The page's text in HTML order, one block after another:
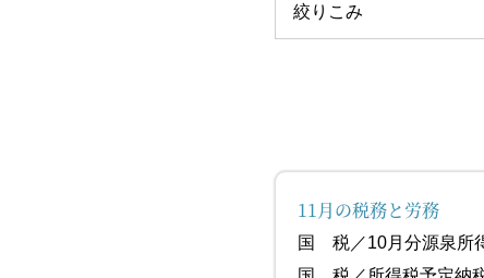
絞りこみ
11月の税務と労務
国 税／10月